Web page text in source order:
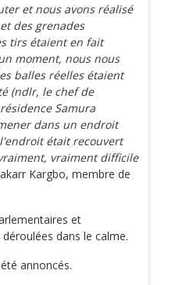
et nous avons réalisé
des grenades
tirs étaient en fait
moment, nous nous
balles réelles étaient
(ndlr, le chef de
Samura
dans un endroit
était recouvert
vraiment difficile
Kargbo, membre de
et
dans le calme.
annoncés.